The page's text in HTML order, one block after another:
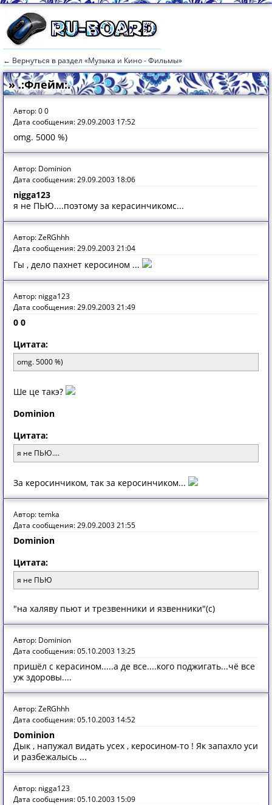
← Вернуться в раздел «Музыка и Кино - Фильмы»
» .:Флейм:.
Автор: 0 0
Дата сообщения: 29.09.2003 17:52
omg. 5000 %)
Автор: Dominion
Дата сообщения: 29.09.2003 18:06
nigga123
я не ПЬЮ....поэтому за керасинчикомс...
Автор: ZeRGhhh
Дата сообщения: 29.09.2003 21:04
Гы , дело пахнет керосином ...
Автор: nigga123
Дата сообщения: 29.09.2003 21:49
0 0
Цитата:
omg. 5000 %)
Ше це такэ?
Dominion
Цитата:
я не ПЬЮ....
За керосинчиком, так за керосинчиком...
Автор: temka
Дата сообщения: 29.09.2003 21:55
Dominion
Цитата:
я не ПЬЮ
"на халяву пьют и трезвенники и язвенники"(c)
Автор: Dominion
Дата сообщения: 05.10.2003 13:25
пришёл с керасином.....а де все....кого поджигать...чё все
уж здоровы....
Автор: ZeRGhhh
Дата сообщения: 05.10.2003 14:52
Dominion
Дык , напужал видать усех , керосином-то ! Як запахло уси
и разбежалысь ...
Автор: nigga123
Дата сообщения: 05.10.2003 15:09